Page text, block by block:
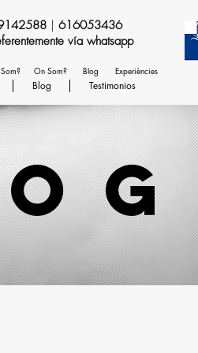
616053436
Blog Testimonios
vía whatsapp
On Som? Blog Experiències